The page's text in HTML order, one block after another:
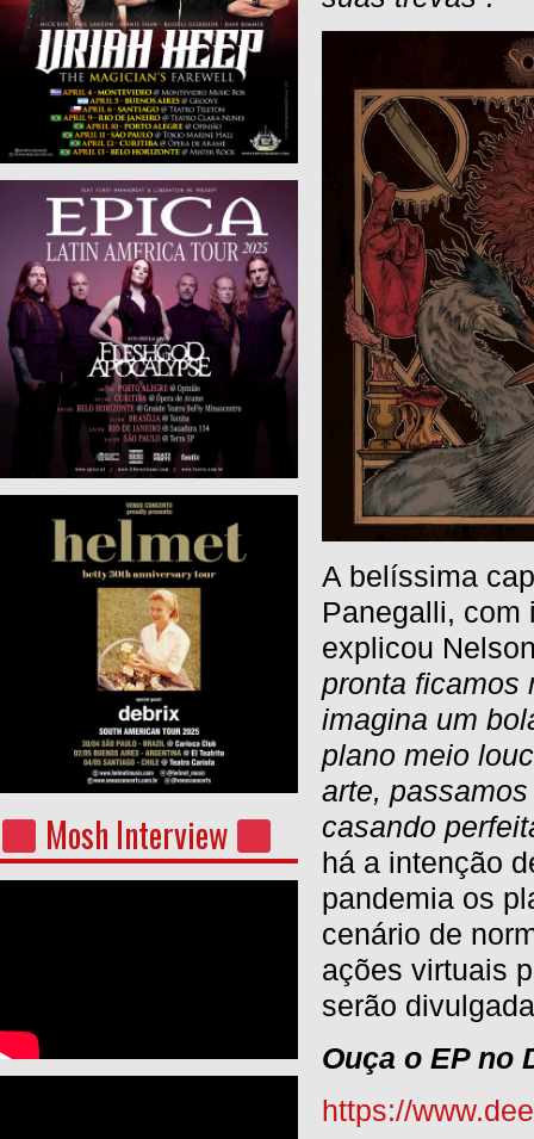
Mosh Interview
A belíssima
Panegalli, com
explicou
pronta ficamos
imagina um
plano meio
arte,
casando
há a intenção
pandemia os
cenário de
ações virtuais
serão
Ouça o EP no
https://